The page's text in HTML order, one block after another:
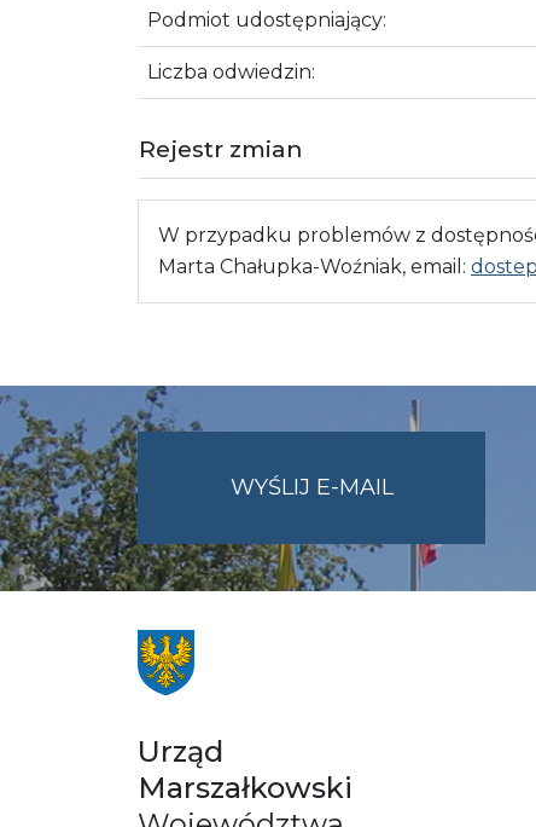
Podmiot udostępniający:
Liczba odwiedzin:
Rejestr zmian
W przypadku problemów z
Marta Chałupka-Woźniak, email:
WYŚLIJ E-MAILNA
Urząd
Marszałkowski